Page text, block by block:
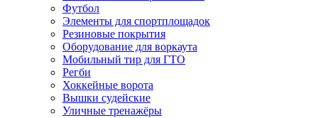
Футбол
Элементы для спортплощадок
Резиновые покрытия
Оборудование для воркаута
Мобильный тир для ГТО
Регби
Хоккейные ворота
Вышки судейские
Уличные тренажёры